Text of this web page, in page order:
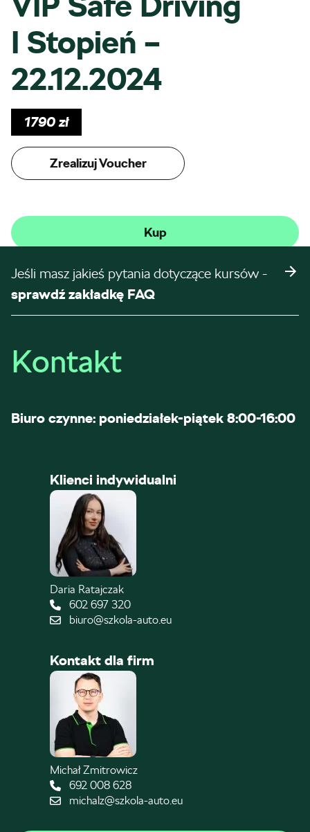
I Stopień –
22.12.2024
1790zł
Zrealizuj Voucher
Kup
Jeśli masz jakieś pytania dotyczące kursów -
sprawdź zakładkę FAQ
Kontakt
Biuro czynne: poniedziałek-piątek 8:00-16:00
Klienci indywidualni
Daria Ratajczak
602 697 320
biuro@szkola-auto.eu
Kontakt dla firm
Michał Zmitrowicz
692 008 628
michalz@szkola-auto.eu